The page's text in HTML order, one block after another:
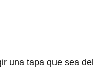
una tapa que sea del